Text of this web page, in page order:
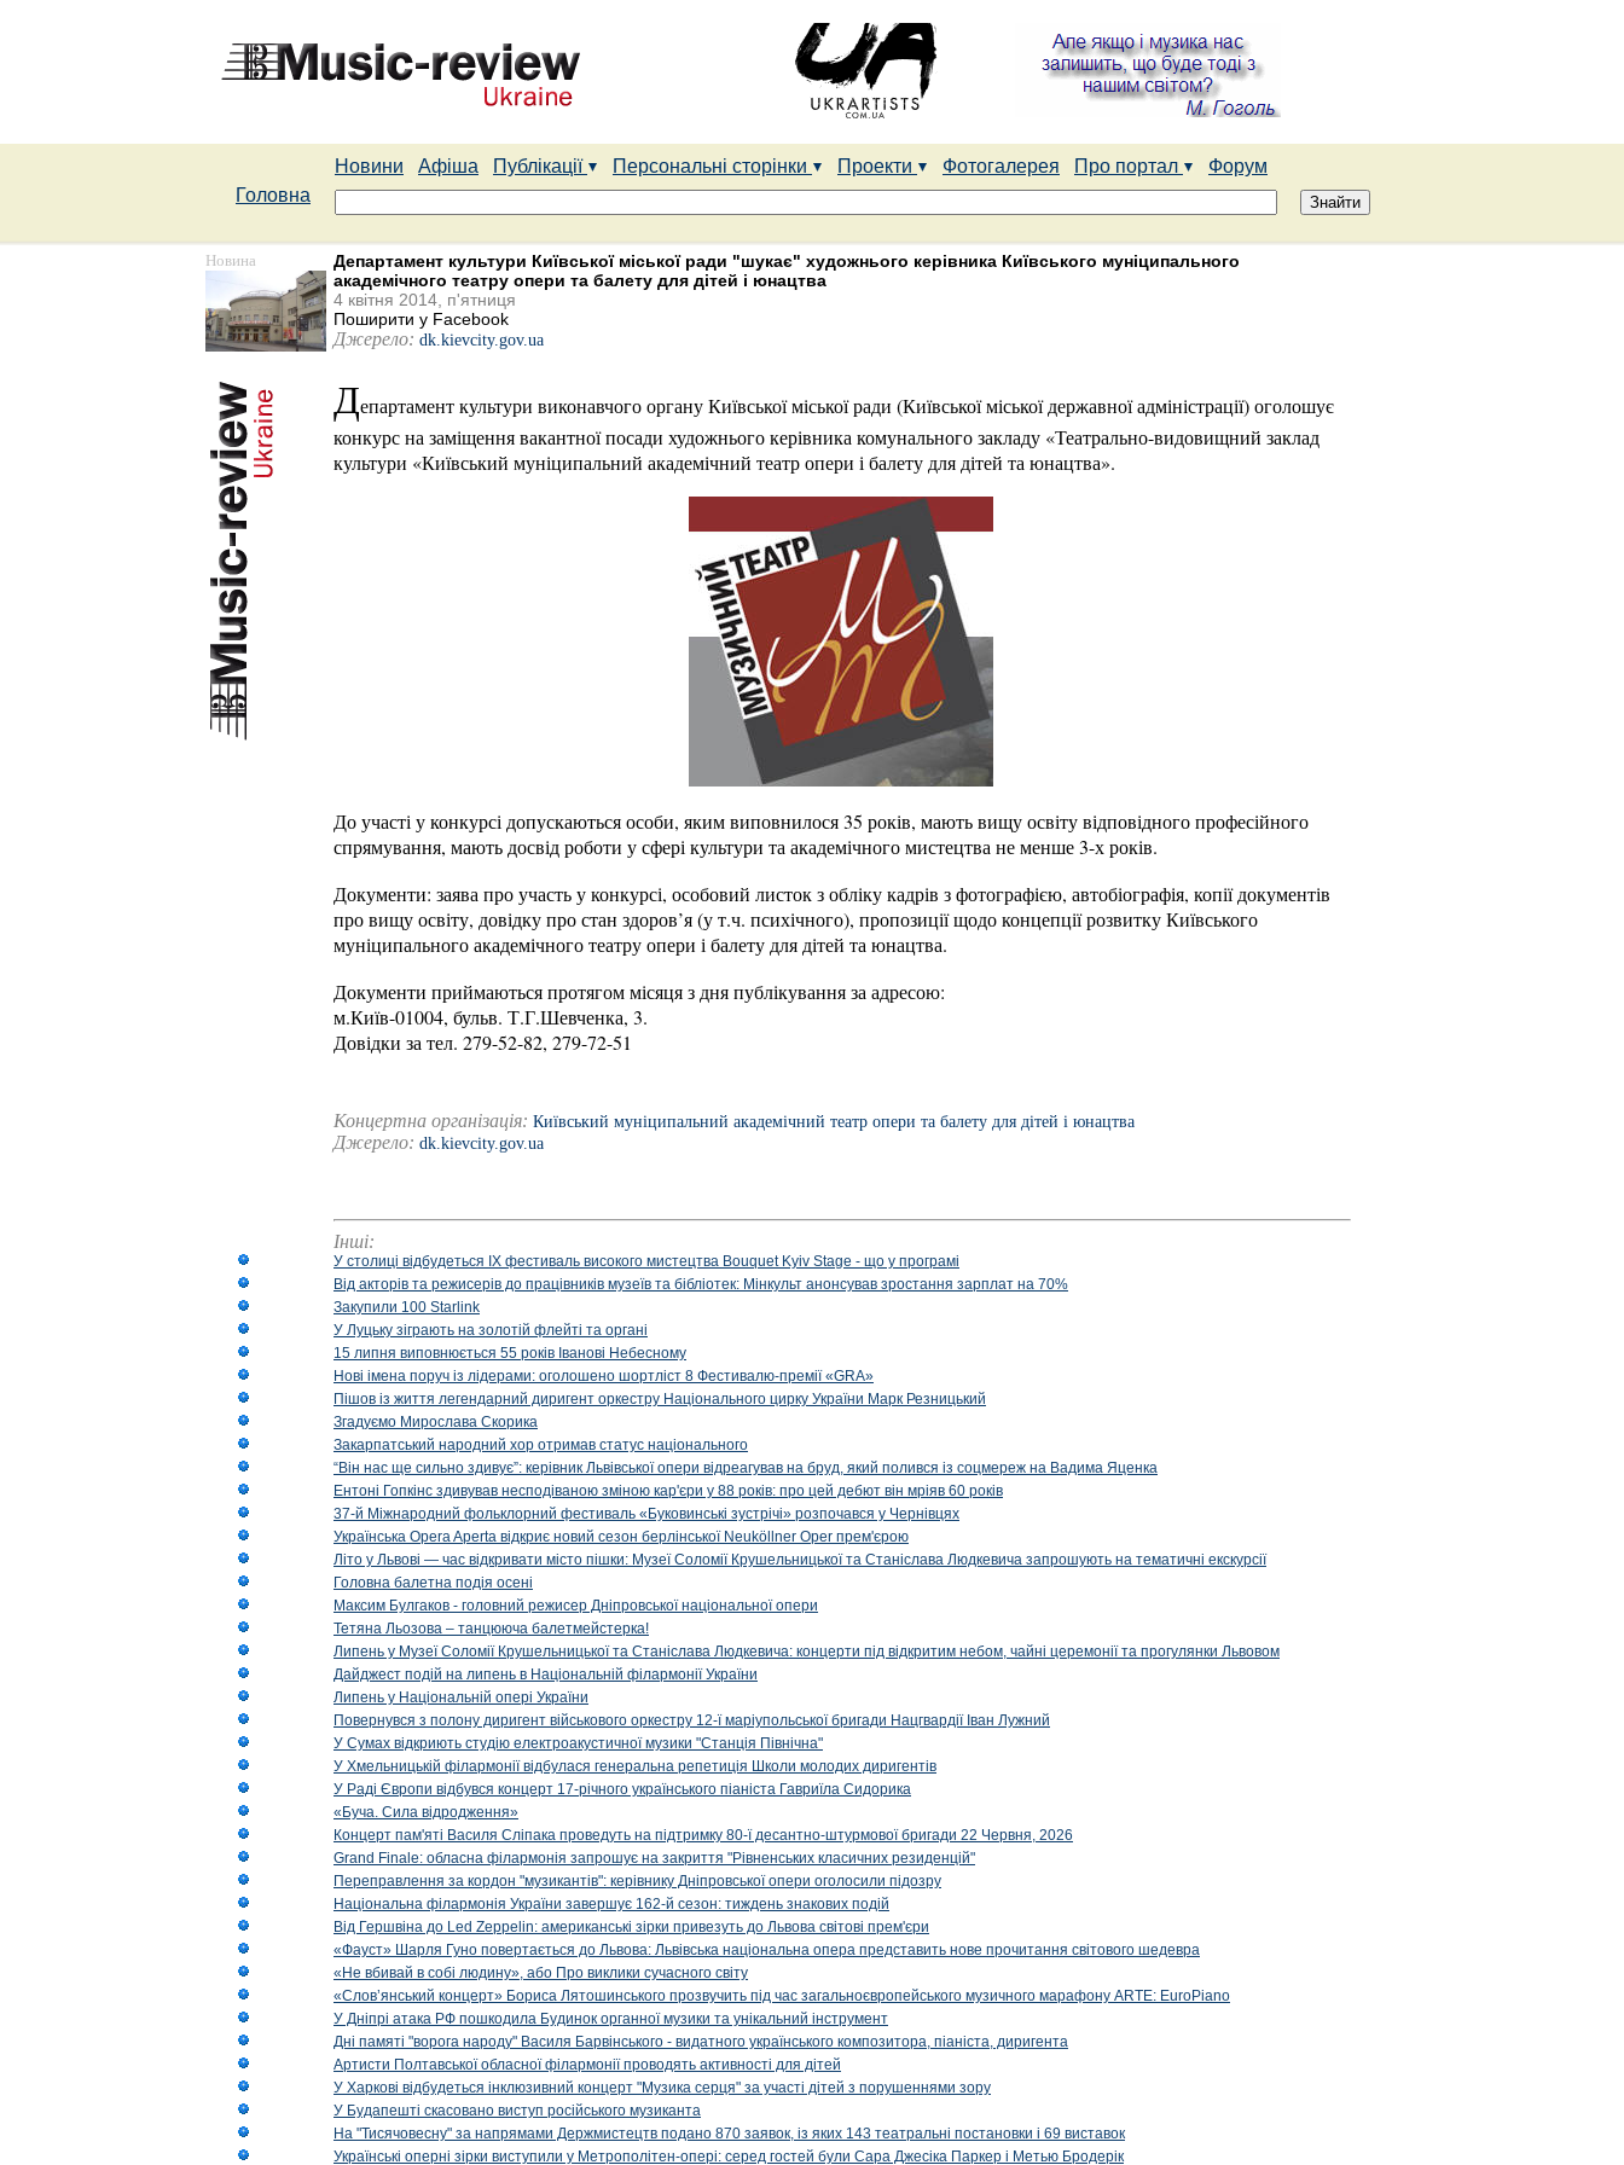
Новини Афіша Публікації Персональні сторінки Проекти Фотогалерея Про портал
Форум
Головна
Новина
Департамент культури Київської міської ради "шукає" художнього керівника Київського муніципального
академічного театру опери та балету для дітей і юнацтва
4 квітня 2014, п'ятниця
Поширити у Facebook
Джерело: dk.kievcity.gov.ua
Департамент культури виконавчого органу Київської міської ради (Київської міської державної адміністрації) оголошує
конкурс на заміщення вакантної посади художнього керівника комунального закладу «Театрально-видовищний заклад
культури «Київський муніципальний академічний театр опери і балету для дітей та юнацтва».
До участі у конкурсі допускаються особи, яким виповнилося 35 років, мають вищу освіту відповідного професійного
спрямування, мають досвід роботи у сфері культури та академічного мистецтва не менше 3-х років.
Документи: заява про участь у конкурсі, особовий листок з обліку кадрів з фотографією, автобіографія, копії документів
про вищу освіту, довідку про стан здоров’я (у т.ч. психічного), пропозиції щодо концепції розвитку Київського
муніципального академічного театру опери і балету для дітей та юнацтва.
Документи приймаються протягом місяця з дня публікування за адресою:
м.Київ-01004, бульв. Т.Г.Шевченка, 3.
Довідки за тел. 279-52-82, 279-72-51
Концертна організація: Київський муніципальний академічний театр опери та балету для дітей і юнацтва
Джерело: dk.kievcity.gov.ua
Інші:
У столиці відбудеться IX фестиваль високого мистецтва Bouquet Kyiv Stage - що у програмі
Від акторів та режисерів до працівників музеїв та бібліотек: Мінкульт анонсував зростання зарплат на 70%
Закупили 100 Starlink
У Луцьку зіграють на золотій флейті та органі
15 липня виповнюється 55 років Іванові Небесному
Нові імена поруч із лідерами: оголошено шортліст 8 Фестивалю-премії «GRA»
Пішов із життя легендарний диригент оркестру Національного цирку України Марк Резницький
Згадуємо Мирослава Скорика
Закарпатський народний хор отримав статус національного
“Він нас ще сильно здивує”: керівник Львівської опери відреагував на бруд, який полився із соцмереж на Вадима Яценка
Ентоні Гопкінс здивував несподіваною зміною кар'єри у 88 років: про цей дебют він мріяв 60 років
37-й Міжнародний фольклорний фестиваль «Буковинські зустрічі» розпочався у Чернівцях
Українська Opera Aperta відкриє новий сезон берлінської Neuköllner Oper прем'єрою
Літо у Львові — час відкривати місто пішки: Музеї Соломії Крушельницької та Станіслава Людкевича запрошують на тематичні екскурсії
Головна балетна подія осені
Максим Булгаков - головний режисер Дніпровської національної опери
Тетяна Льозова – танцююча балетмейстерка!
Липень у Музеї Соломії Крушельницької та Станіслава Людкевича: концерти під відкритим небом, чайні церемонії та прогулянки Львовом
Дайджест подій на липень в Національній філармонії України
Липень у Національній опері України
Повернувся з полону диригент військового оркестру 12-ї маріупольської бригади Нацгвардії Іван Лужний
У Сумах відкриють студію електроакустичної музики "Станція Північна"
У Хмельницькій філармонії відбулася генеральна репетиція Школи молодих диригентів
У Раді Європи відбувся концерт 17-річного українського піаніста Гавриїла Сидорика
«Буча. Сила відродження»
Концерт пам'яті Василя Сліпака проведуть на підтримку 80-ї десантно-штурмової бригади 22 Червня, 2026
Grand Finale: обласна філармонія запрошує на закриття "Рівненських класичних резиденцій"
Переправлення за кордон "музикантів": керівнику Дніпровської опери оголосили підозру
Національна філармонія України завершує 162-й сезон: тиждень знакових подій
Від Гершвіна до Led Zeppelin: американські зірки привезуть до Львова світові прем'єри
«Фауст» Шарля Гуно повертається до Львова: Львівська національна опера представить нове прочитання світового шедевра
«Не вбивай в собі людину», або Про виклики сучасного світу
«Слов’янський концерт» Бориса Лятошинського прозвучить під час загальноєвропейського музичного марафону ARTE: EuroPiano
У Дніпрі атака РФ пошкодила Будинок органної музики та унікальний інструмент
Дні памяті "ворога народу" Василя Барвінського - видатного українського композитора, піаніста, диригента
Артисти Полтавської обласної філармонії проводять активності для дітей
У Харкові відбудеться інклюзивний концерт "Музика серця" за участі дітей з порушеннями зору
У Будапешті скасовано виступ російського музиканта
На "Тисячовесну" за напрямами Держмистецтв подано 870 заявок, із яких 143 театральні постановки і 69 виставок
Українські оперні зірки виступили у Метрополітен-опері: серед гостей були Сара Джесіка Паркер і Метью Бродерік